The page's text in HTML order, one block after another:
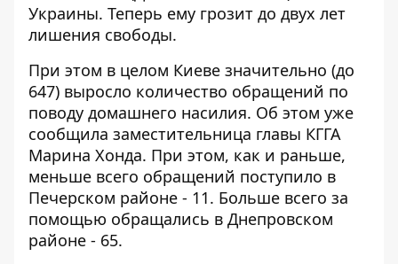
Украины. Теперь ему грозит до двух лет
лишения свободы.
При этом в целом Киеве значительно (до
647) выросло количество обращений по
поводу домашнего насилия. Об этом уже
сообщила заместительница главы КГГА
Марина Хонда. При этом, как и раньше,
меньше всего обращений поступило в
Печерском районе - 11. Больше всего за
помощью обращались в Днепровском
районе - 65.